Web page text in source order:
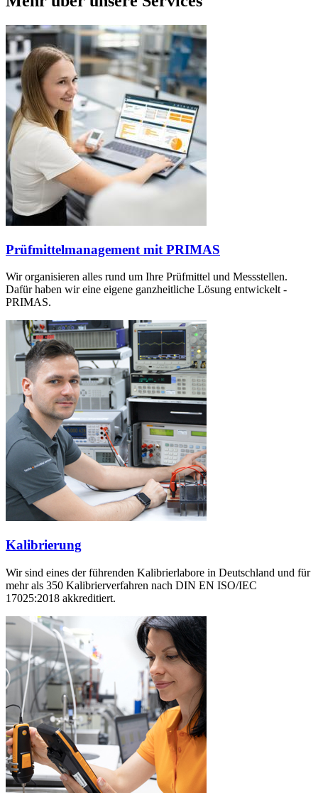
Prüfmittelmanagement mit PRIMAS
Wir organisieren alles rund um Ihre Prüfmittel und Messstellen.
Dafür haben wir eine eigene ganzheitliche Lösung entwickelt -
PRIMAS.
Kalibrierung
Wir sind eines der führenden Kalibrierlabore in Deutschland und für
mehr als 350 Kalibrierverfahren nach DIN EN ISO/IEC
17025:2018 akkreditiert.